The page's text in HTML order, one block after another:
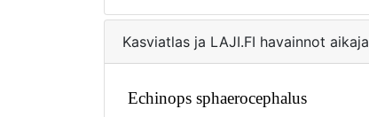
Kasviatlas ja LAJI.FI havainnot